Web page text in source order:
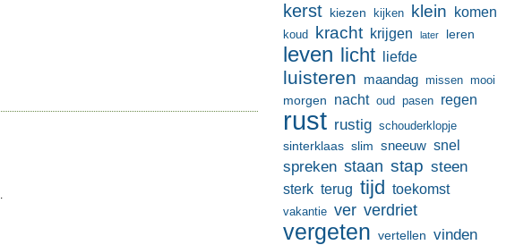
.
kerst kiezen kijken klein komen
koud kracht krijgen later leren
leven licht liefde
luisteren maandag missen mooi
morgen nacht oud pasen regen
rust rustig schouderklopje
sinterklaas slim sneeuw snel
spreken staan stap steen
sterk terug tijd toekomst
vakantie ver verdriet
vergeten vertellen vinden